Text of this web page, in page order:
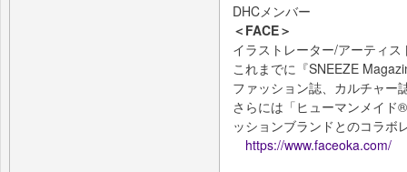
DHCメンバー
＜FACE＞
イラストレーター/アーティス
これまでに『SNEEZE
ファッション誌、カルチャー
さらには「ヒューマンメイド
ッションブランドとのコラボ
https://www.faceoka.com/